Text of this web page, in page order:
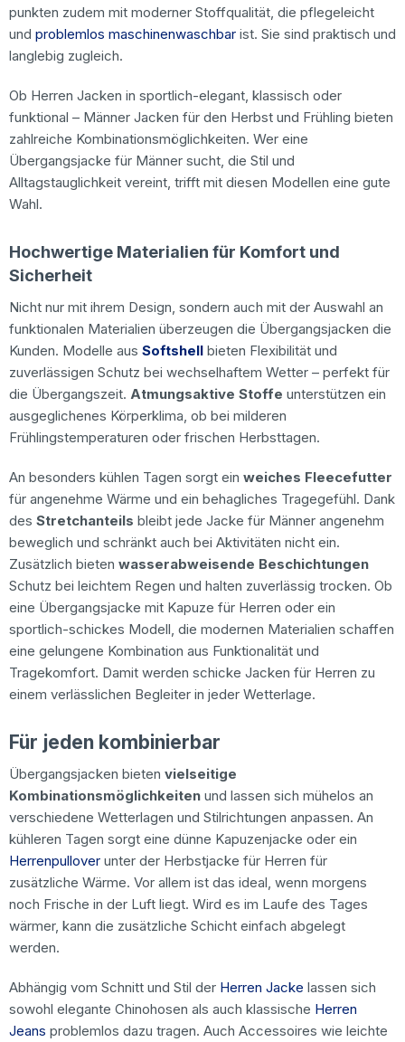
punkten zudem mit moderner Stoffqualität, die pflegeleicht
und problemlos maschinenwaschbar ist. Sie sind praktisch und
langlebig zugleich.
Ob Herren Jacken in sportlich-elegant, klassisch oder
funktional – Männer Jacken für den Herbst und Frühling bieten
zahlreiche Kombinationsmöglichkeiten. Wer eine
Übergangsjacke für Männer sucht, die Stil und
Alltagstauglichkeit vereint, trifft mit diesen Modellen eine gute
Wahl.
Hochwertige Materialien für Komfort und
Sicherheit
Nicht nur mit ihrem Design, sondern auch mit der Auswahl an
funktionalen Materialien überzeugen die Übergangsjacken die
Kunden. Modelle aus Softshell bieten Flexibilität und
zuverlässigen Schutz bei wechselhaftem Wetter – perfekt für
die Übergangszeit. Atmungsaktive Stoffe unterstützen ein
ausgeglichenes Körperklima, ob bei milderen
Frühlingstemperaturen oder frischen Herbsttagen.
An besonders kühlen Tagen sorgt ein weiches Fleecefutter
für angenehme Wärme und ein behagliches Tragegefühl. Dank
des Stretchanteils bleibt jede Jacke für Männer angenehm
beweglich und schränkt auch bei Aktivitäten nicht ein.
Zusätzlich bieten wasserabweisende Beschichtungen
Schutz bei leichtem Regen und halten zuverlässig trocken. Ob
eine Übergangsjacke mit Kapuze für Herren oder ein
sportlich-schickes Modell, die modernen Materialien schaffen
eine gelungene Kombination aus Funktionalität und
Tragekomfort. Damit werden schicke Jacken für Herren zu
einem verlässlichen Begleiter in jeder Wetterlage.
Für jeden kombinierbar
Übergangsjacken bieten vielseitige
Kombinationsmöglichkeiten und lassen sich mühelos an
verschiedene Wetterlagen und Stilrichtungen anpassen. An
kühleren Tagen sorgt eine dünne Kapuzenjacke oder ein
Herrenpullover unter der Herbstjacke für Herren für
zusätzliche Wärme. Vor allem ist das ideal, wenn morgens
noch Frische in der Luft liegt. Wird es im Laufe des Tages
wärmer, kann die zusätzliche Schicht einfach abgelegt
werden.
Abhängig vom Schnitt und Stil der Herren Jacke lassen sich
sowohl elegante Chinohosen als auch klassische Herren
Jeans problemlos dazu tragen. Auch Accessoires wie leichte